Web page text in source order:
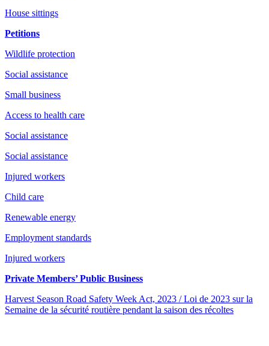
House sittings
Petitions
Wildlife protection
Social assistance
Small business
Access to health care
Social assistance
Social assistance
Injured workers
Child care
Renewable energy
Employment standards
Injured workers
Private Members’ Public Business
Harvest Season Road Safety Week Act, 2023 / Loi de 2023 sur la
Semaine de la sécurité routière pendant la saison des récoltes